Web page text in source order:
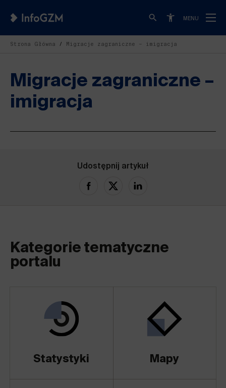
MENU
Strona Główna Migracje zagraniczne – imigracja
Migracje zagraniczne –
imigracja
Udostępnij artykuł
Kategorie tematyczne
portalu
Statystyki Mapy